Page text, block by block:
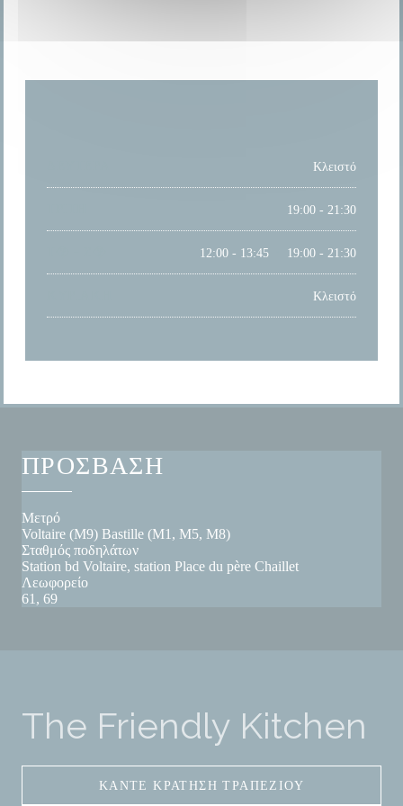
ΏΡΕΣ ΛΕΙΤΟΥΡΓΊΑΣ
Κλειστό
19:00 - 21:30
12:00 - 13:45 19:00 - 21:30
Κλειστό
ΠΡΌΣΒΑΣΗ
Μετρό
Voltaire (M9) Bastille (M1, M5, M8)
Σταθμός ποδηλάτων
Station bd Voltaire, station Place du père Chaillet
Λεωφορείο
61, 69
The Friendly Kitchen
ΚΆΝΤΕ ΚΡΆΤΗΣΗ ΤΡΑΠΕΖΙΟΎ